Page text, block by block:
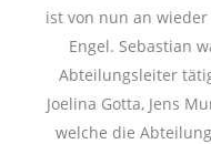
ist von nun an
Engel. Sebastian
Abteilungsleiter
Joelina Gotta, Jens
welche die